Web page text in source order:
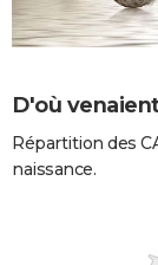
D'où
Répartition des
naissance.